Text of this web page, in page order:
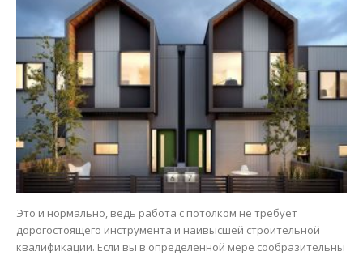
Это и нормально, ведь работа с потолком не требует
дорогостоящего инструмента и наивысшей строительной
квалификации. Если вы в определенной мере сообразительны